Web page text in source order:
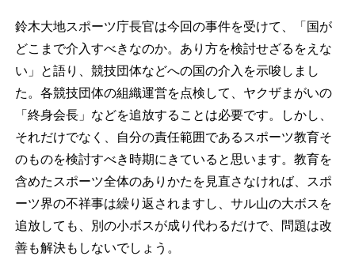
鈴木大地スポーツ庁長官は今回の事件を受けて、「国が
どこまで介入すべきなのか。あり方を検討せざるをえな
い」と語り、競技団体などへの国の介入を示唆しまし
た。各競技団体の組織運営を点検して、ヤクザまがいの
「終身会長」などを追放することは必要です。しかし、
それだけでなく、自分の責任範囲であるスポーツ教育そ
のものを検討すべき時期にきていると思います。教育を
含めたスポーツ全体のありかたを見直さなければ、スポ
ーツ界の不祥事は繰り返されますし、サル山の大ボスを
追放しても、別の小ボスが成り代わるだけで、問題は改
善も解決もしないでしょう。